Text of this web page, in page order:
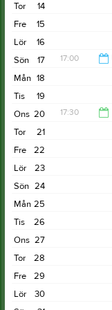
14
Tor
15
Fre
16
Lör
17
Sön 17:00
18
Mån
19
Tis
20
Ons 17:30
21
Tor
22
Fre
23
Lör
24
Sön
25
Mån
26
Tis
27
Ons
28
Tor
29
Fre
30
Lör